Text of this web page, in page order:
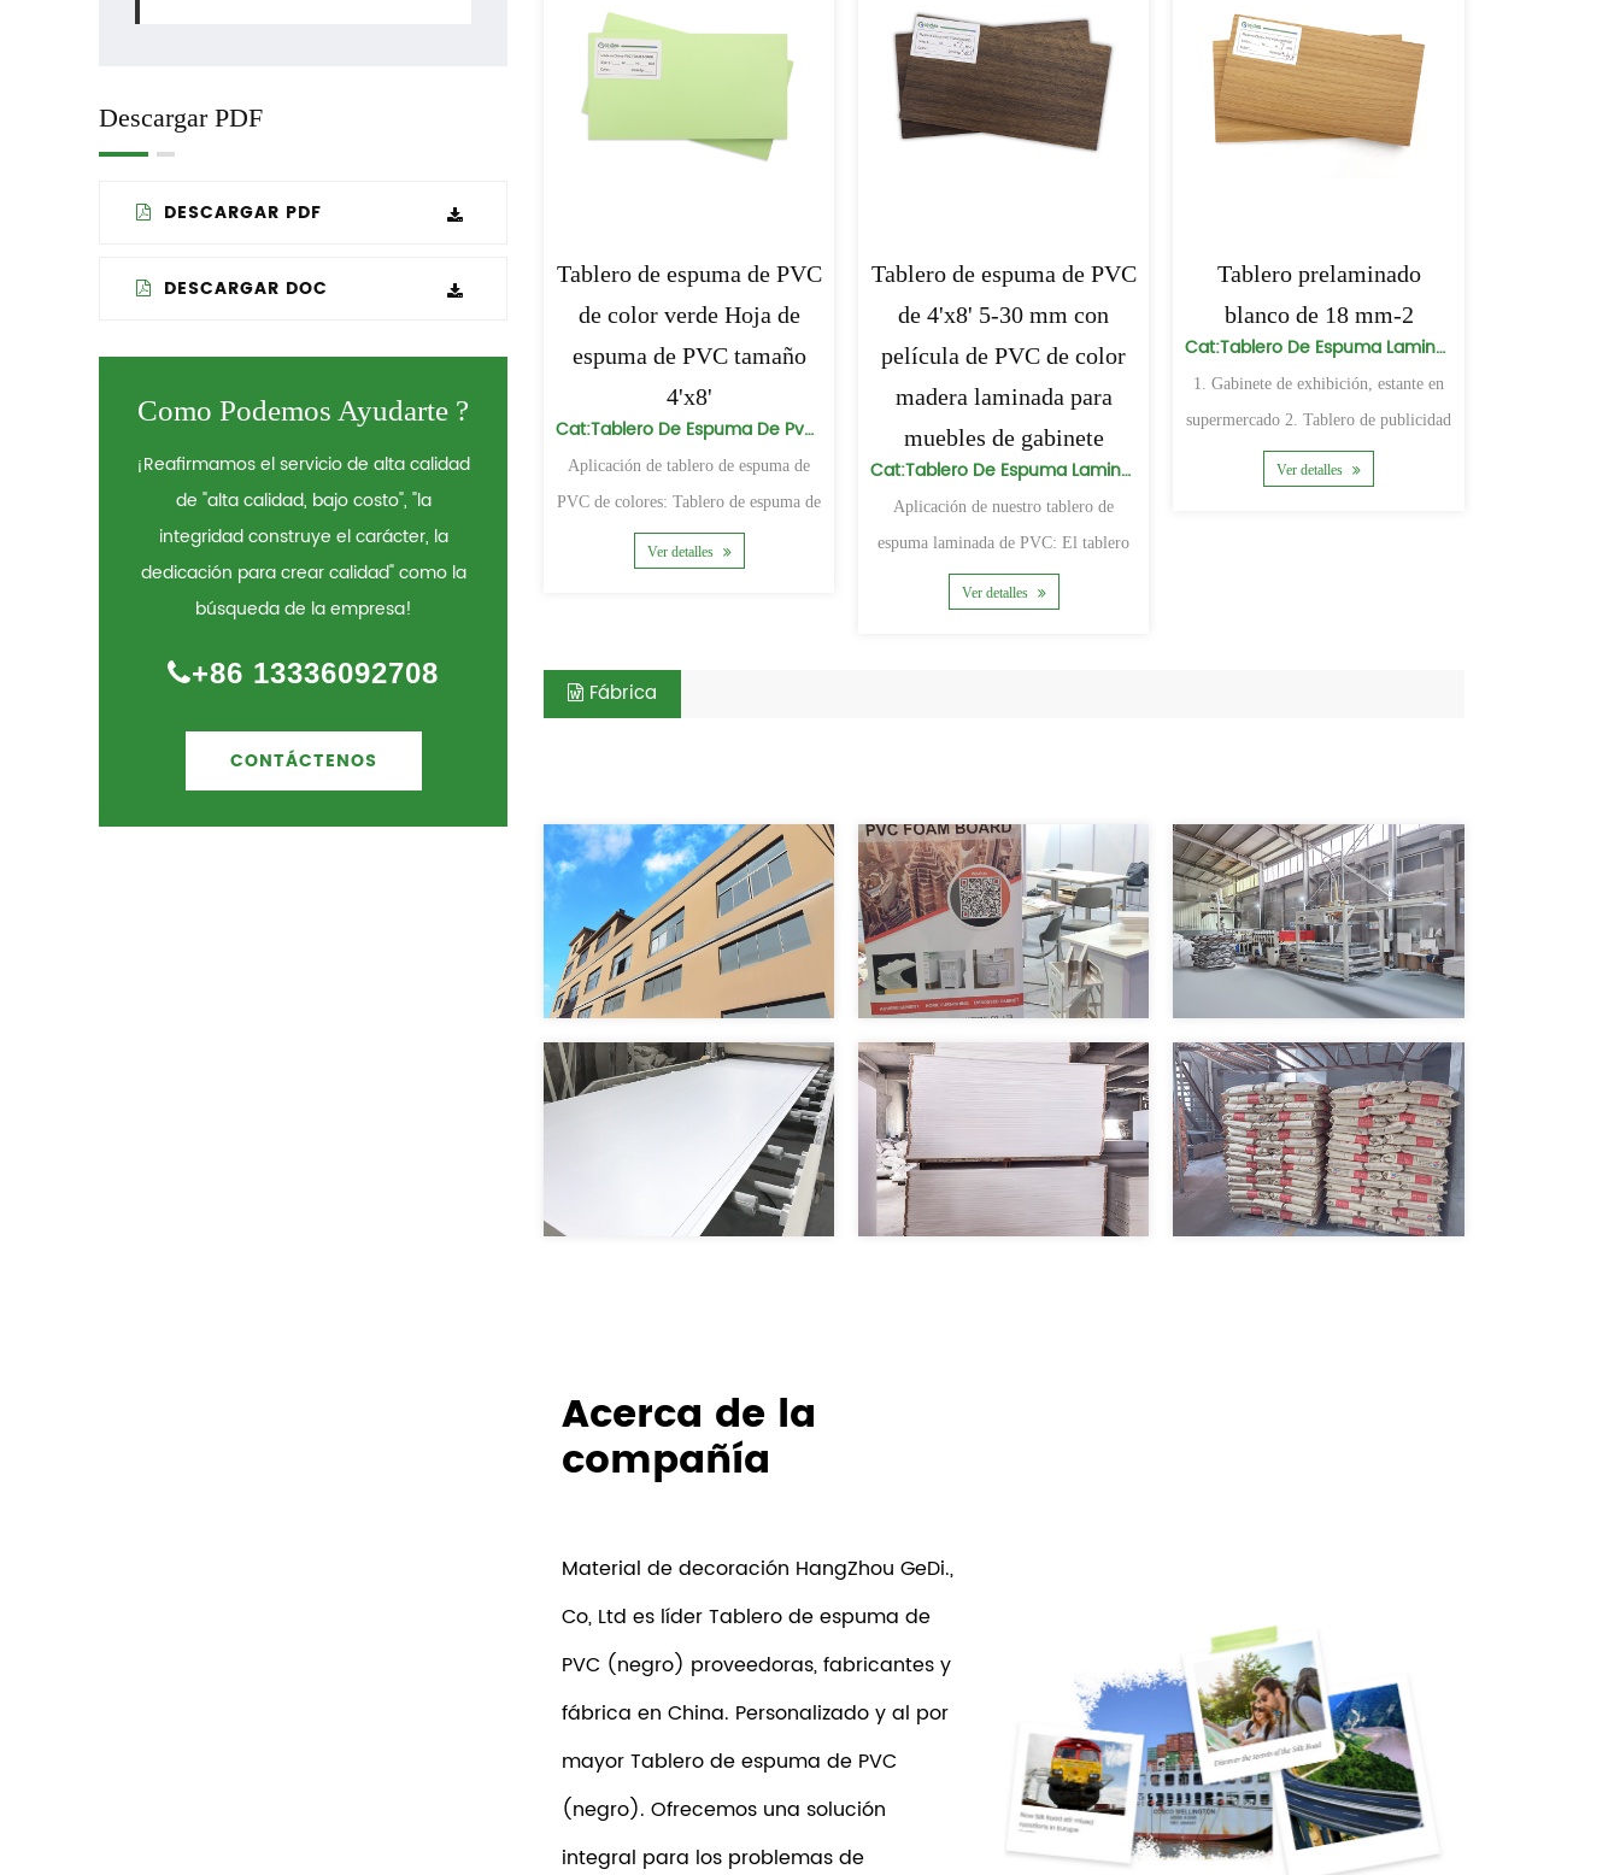
Descargar PDF
DESCARGAR PDF
DESCARGAR DOC
Como Podemos Ayudarte ?
¡Reafirmamos el servicio de alta calidad
de "alta calidad, bajo costo", "la
integridad construye el carácter, la
dedicación para crear calidad" como la
búsqueda de la empresa!
+86 13336092708
CONTÁCTENOS
Tablero de espuma de PVC
de color verde Hoja de
espuma de PVC tamaño
4'x8'
Cat:Tablero De Espuma De Pvc De Color
Aplicación de tablero de espuma de
PVC de colores: Tablero de espuma de
PVC ampliamen
Ver detalles
Tablero de espuma de PVC
de 4'x8' 5-30 mm con
película de PVC de color
madera laminada para
muebles de gabinete
Cat:Tablero De Espuma Laminada
Aplicación de nuestro tablero de
espuma laminada de PVC: El tablero
de espuma de PVC
Ver detalles
Tablero prelaminado
blanco de 18 mm-2
Cat:Tablero De Espuma Laminada
1. Gabinete de exhibición, estante en
supermercado 2. Tablero de publicidad
y letrero
Ver detalles
Fábrica
Acerca de la
compañía
Material de decoración HangZhou GeDi.,
Co, Ltd es líderTablero de espuma de
PVC (negro) proveedoras, fabricantes y
fábrica en China. Personalizado y al por
mayor Tablero de espuma de PVC
(negro). Ofrecemos una solución
integral para los problemas de